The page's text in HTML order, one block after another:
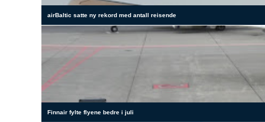
airBaltic satte ny rekord med antall reisende
Finnair fylte flyene bedre i juli